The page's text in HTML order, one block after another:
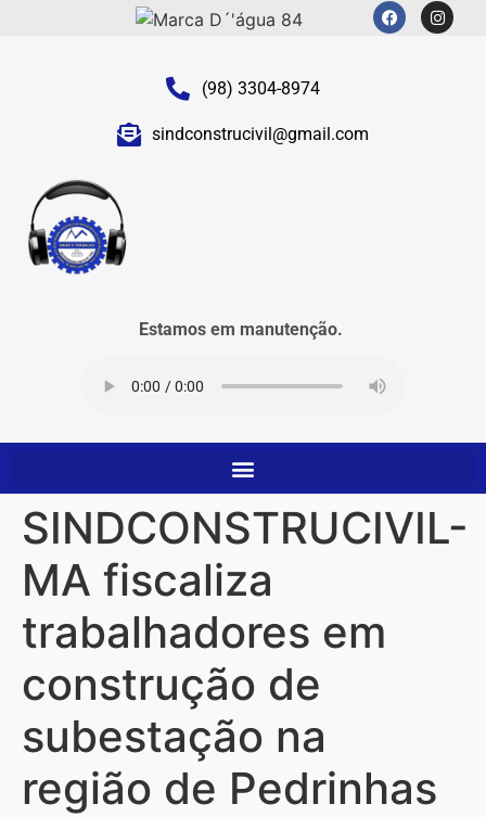
(98) 3304-8974
sindconstrucivil@gmail.com
Estamos em manutenção.
SINDCONSTRUCIVIL-
MA fiscaliza
trabalhadores em
construção de
subestação na
região de Pedrinhas